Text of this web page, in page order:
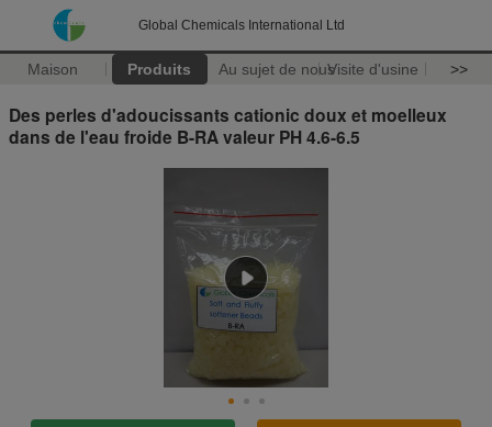
Global Chemicals International Ltd
Maison Produits Au sujet de nousVisite d'usine >>
Des perles d'adoucissants cationic doux et moelleux
dans de l'eau froide B-RA valeur PH 4.6-6.5